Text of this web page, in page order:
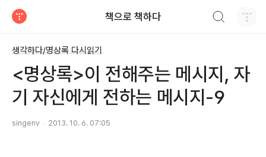
책으로 책하다
생각하다/명상록 다시읽기
<명상록>이 전해주는 메시지, 자
기 자신에게 전하는 메시지-9
singenv 2013. 10. 6. 07:05